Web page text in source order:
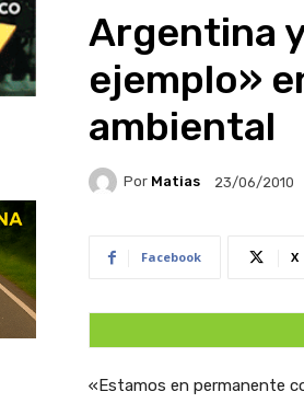
Argentina
ejemplo»
ambiental
Por Matias 23/06/2010
Facebook X
«Estamos en permanente